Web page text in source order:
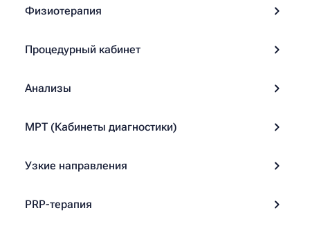
Физиотерапия
Процедурный кабинет
Анализы
МРТ (Кабинеты диагностики)
Узкие направления
PRP-терапия